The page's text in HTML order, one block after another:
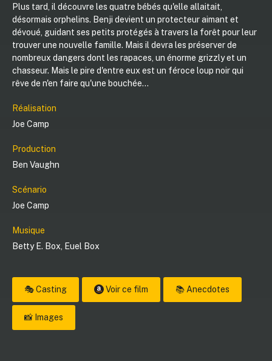
Plus tard, il découvre les quatre bébés qu'elle allaitait,
désormais orphelins. Benji devient un protecteur aimant et
dévoué, guidant ses petits protégés à travers la forêt pour leur
trouver une nouvelle famille. Mais il devra les préserver de
nombreux dangers dont les rapaces, un énorme grizzly et un
chasseur. Mais le pire d'entre eux est un féroce loup noir qui
rêve de n'en faire qu'une bouchée...
Réalisation
Joe Camp
Production
Ben Vaughn
Scénario
Joe Camp
Musique
Betty E. Box
Euel Box
🎭 Casting Voir ce film 📚 Anecdotes
📸 Images